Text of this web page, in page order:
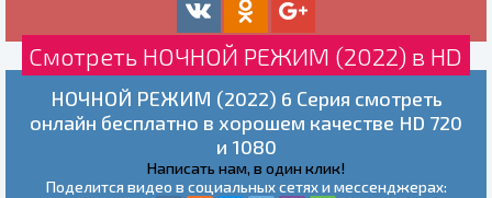
Смотреть НОЧНОЙ РЕЖИМ (2022) в HD
НОЧНОЙ РЕЖИМ (2022) 6 Серия смотреть
онлайн бесплатно в хорошем качестве HD 720
и 1080
Написать нам, в один клик!
Поделится видео в социальных сетях и мессенджерах: